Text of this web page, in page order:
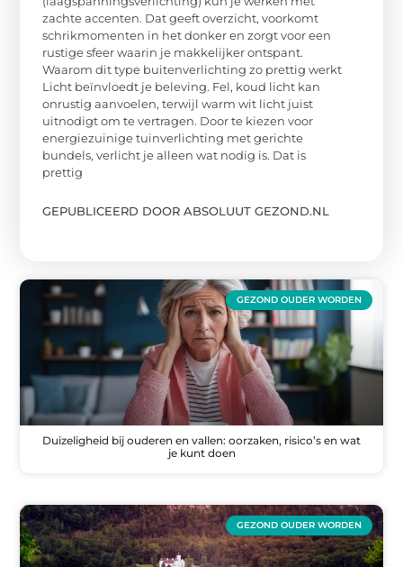
zachte accenten. Dat geeft overzicht, voorkomt
schrikmomenten in het donker en zorgt voor een
rustige sfeer waarin je makkelijker ontspant.
Waarom dit type buitenverlichting zo prettig werkt
Licht beïnvloedt je beleving. Fel, koud licht kan
onrustig aanvoelen, terwijl warm wit licht juist
uitnodigt om te vertragen. Door te kiezen voor
energiezuinige tuinverlichting met gerichte
bundels, verlicht je alleen wat nodig is. Dat is
prettig
GEPUBLICEERD DOOR ABSOLUUT GEZOND.NL
GEZOND OUDER WORDEN
Duizeligheid bij ouderen en vallen: oorzaken, risico’s en wat
je kunt doen
GEZOND OUDER WORDEN